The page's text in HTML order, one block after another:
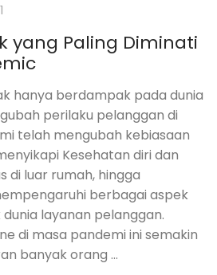
yang Paling Diminati
hanya berdampak pada dunia
perilaku pelanggan di
telah mengubah kebiasaan
Kesehatan diri dan
di luar rumah, hingga
berbagai aspek
layanan pelanggan.
di masa pandemi ini semakin
banyak orang …